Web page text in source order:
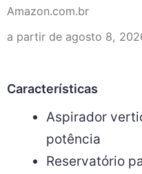
Amazon.com.br
a partir de agosto 8,
Características
Aspirador
potência
Reservatório